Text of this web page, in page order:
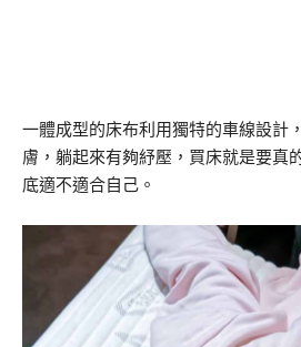
一體成型的床布利用獨特的車線設計
膚，躺起來有夠紓壓，買床就是要真
底適不適合自己。